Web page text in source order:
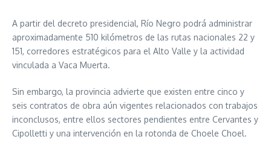
A partir del decreto presidencial, Río Negro podrá administrar
aproximadamente 510 kilómetros de las rutas nacionales 22 y
151, corredores estratégicos para el Alto Valle y la actividad
vinculada a Vaca Muerta.
Sin embargo, la provincia advierte que existen entre cinco y
seis contratos de obra aún vigentes relacionados con trabajos
inconclusos, entre ellos sectores pendientes entre Cervantes y
Cipolletti y una intervención en la rotonda de Choele Choel.